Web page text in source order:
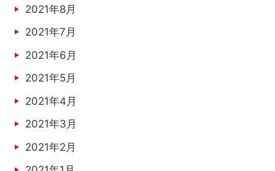
2021年8月
2021年7月
2021年6月
2021年5月
2021年4月
2021年3月
2021年2月